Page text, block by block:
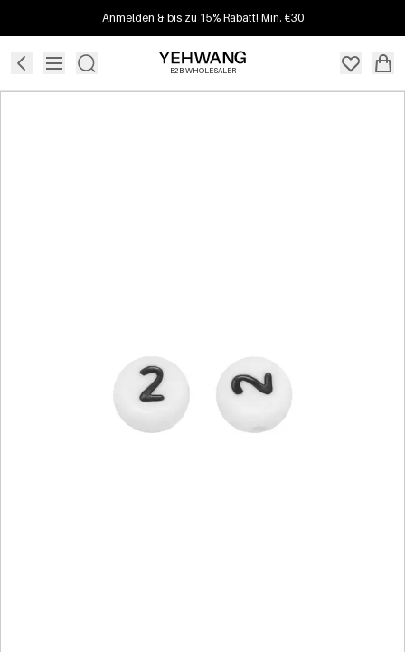
Anmelden & bis zu 15% Rabatt! Min. €30
B2B WHOLESALER